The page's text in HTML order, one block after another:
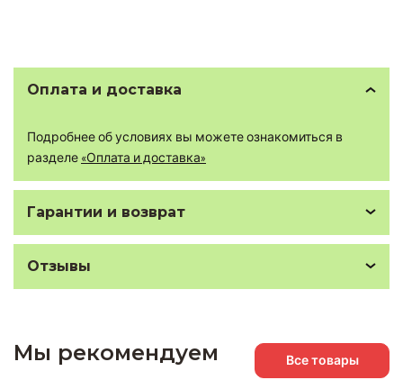
Оплата и доставка
Подробнее об условиях вы можете ознакомиться в
разделе «Оплата и доставка»
Гарантии и возврат
Отзывы
Мы рекомендуем Все товары